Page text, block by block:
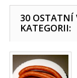
30 OSTATNÍ
KATEGORII: